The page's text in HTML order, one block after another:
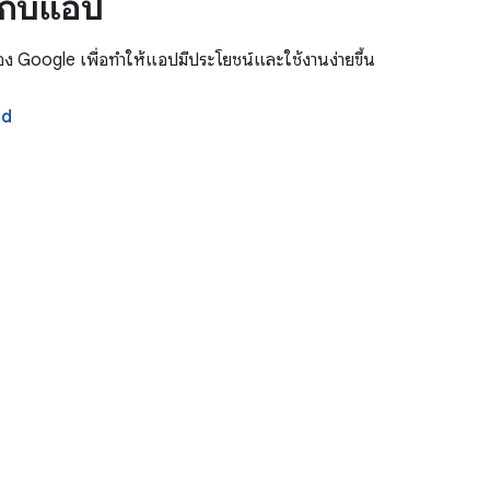
ง Google เพื่อทำให้แอปมีประโยชน์และใช้งานง่ายขึ้น